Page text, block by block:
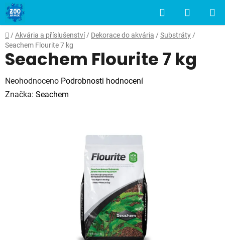
Přejít
na
obsah
Hledat
KOŠÍK
Domů
/ Akvária a příslušenství / Dekorace do akvária / Substráty /
Seachem Flourite 7 kg
Seachem Flourite 7 kg
Průměrné
hodnocení
Neohodnoceno Podrobnosti hodnocení
Značka: Seachem